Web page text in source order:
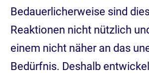
Bedauerlicherweise sind
Reaktionen nicht nützlich
einem nicht näher an das
Bedürfnis. Deshalb